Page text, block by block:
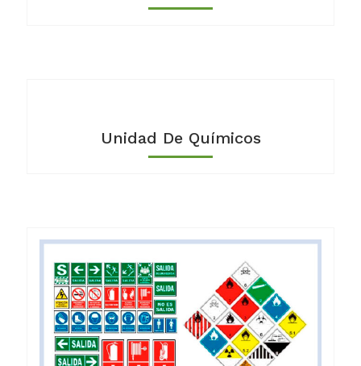
Unidad De Químicos